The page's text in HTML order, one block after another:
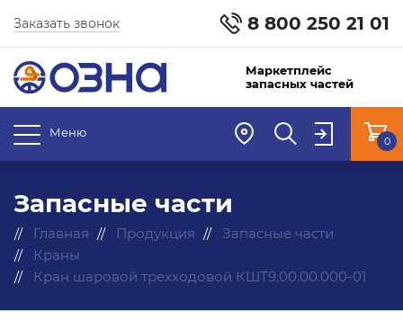
8 800 250 21 01
Заказать звонок
Маркетплейс
запасных частей
Меню
0
Запасные части
Главная Продукция
Запасные части
Краны
Кран шаровой трехходовой КШТ9.00.00.000-01